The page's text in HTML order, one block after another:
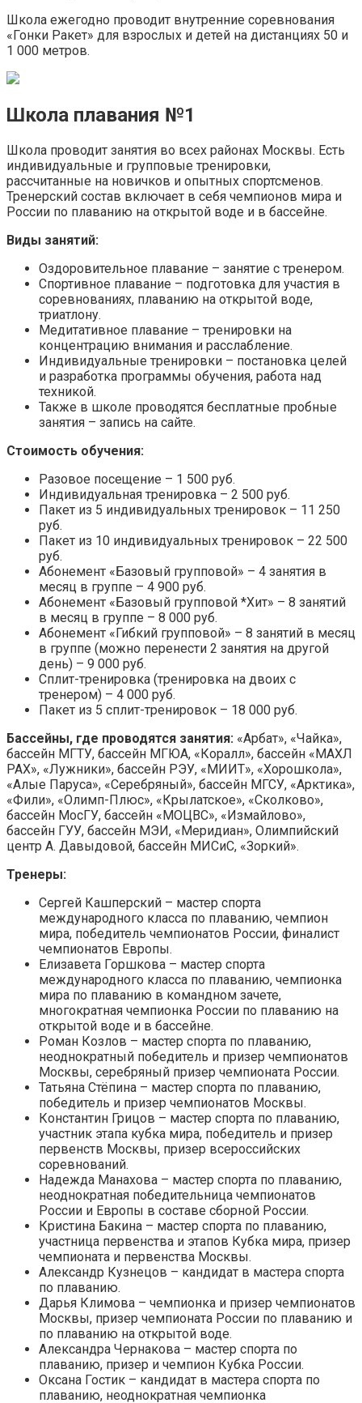
Школа ежегодно проводит внутренние соревнования
«Гонки Ракет» для взрослых и детей на дистанциях 50 и
1 000 метров.
Школа плавания №1
Школа проводит занятия во всех районах Москвы. Есть
индивидуальные и групповые тренировки,
рассчитанные на новичков и опытных спортсменов.
Тренерский состав включает в себя чемпионов мира и
России по плаванию на открытой воде и в бассейне.
Виды занятий:
Оздоровительное плавание – занятие с тренером.
Спортивное плавание – подготовка для участия в
соревнованиях, плаванию на открытой воде,
триатлону.
Медитативное плавание – тренировки на
концентрацию внимания и расслабление.
Индивидуальные тренировки – постановка целей
и разработка программы обучения, работа над
техникой.
Также в школе проводятся бесплатные пробные
занятия – запись на сайте.
Стоимость обучения:
Разовое посещение – 1 500 руб.
Индивидуальная тренировка – 2 500 руб.
Пакет из 5 индивидуальных тренировок – 11 250
руб.
Пакет из 10 индивидуальных тренировок – 22 500
руб.
Абонемент «Базовый групповой» – 4 занятия в
месяц в группе – 4 900 руб.
Абонемент «Базовый групповой *Хит» – 8 занятий
в месяц в группе – 8 000 руб.
Абонемент «Гибкий групповой» – 8 занятий в месяц
в группе (можно перенести 2 занятия на другой
день) – 9 000 руб.
Сплит-тренировка (тренировка на двоих с
тренером) – 4 000 руб.
Пакет из 5 сплит-тренировок – 18 000 руб.
Бассейны, где проводятся занятия: «Арбат», «Чайка»,
бассейн МГТУ, бассейн МГЮА, «Коралл», бассейн «МАХЛ
РАХ», «Лужники», бассейн РЭУ, «МИИТ», «Хорошкола»,
«Алые Паруса», «Серебряный», бассейн МГСУ, «Арктика»,
«Фили», «Олимп-Плюс», «Крылатское», «Сколково»,
бассейн МосГУ, бассейн «МОЦВС», «Измайлово»,
бассейн ГУУ, бассейн МЭИ, «Меридиан», Олимпийский
центр А. Давыдовой, бассейн МИСиС, «Зоркий».
Тренеры:
Сергей Кашперский – мастер спорта
международного класса по плаванию, чемпион
мира, победитель чемпионатов России, финалист
чемпионатов Европы.
Елизавета Горшкова – мастер спорта
международного класса по плаванию, чемпионка
мира по плаванию в командном зачете,
многократная чемпионка России по плаванию на
открытой воде и в бассейне.
Роман Козлов – мастер спорта по плаванию,
неоднократный победитель и призер чемпионатов
Москвы, серебряный призер чемпионата России.
Татьяна Стёпина – мастер спорта по плаванию,
победитель и призер чемпионатов Москвы.
Константин Грицов – мастер спорта по плаванию,
участник этапа кубка мира, победитель и призер
первенств Москвы, призер всероссийских
соревнований.
Надежда Манахова – мастер спорта по плаванию,
неоднократная победительница чемпионатов
России и Европы в составе сборной России.
Кристина Бакина – мастер спорта по плаванию,
участница первенства и этапов Кубка мира, призер
чемпионата и первенства Москвы.
Александр Кузнецов – кандидат в мастера спорта
по плаванию.
Дарья Климова – чемпионка и призер чемпионатов
Москвы, призер чемпионата России по плаванию и
по плаванию на открытой воде.
Александра Чернакова – мастер спорта по
плаванию, призер и чемпион Кубка России.
Оксана Гостик – кандидат в мастера спорта по
плаванию, неоднократная чемпионка